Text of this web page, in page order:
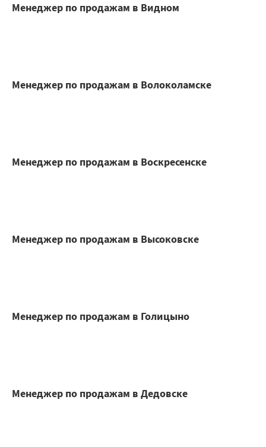
Менеджер по продажам в Видном
Менеджер по продажам в Волоколамске
Менеджер по продажам в Воскресенске
Менеджер по продажам в Высоковске
Менеджер по продажам в Голицыно
Менеджер по продажам в Дедовске